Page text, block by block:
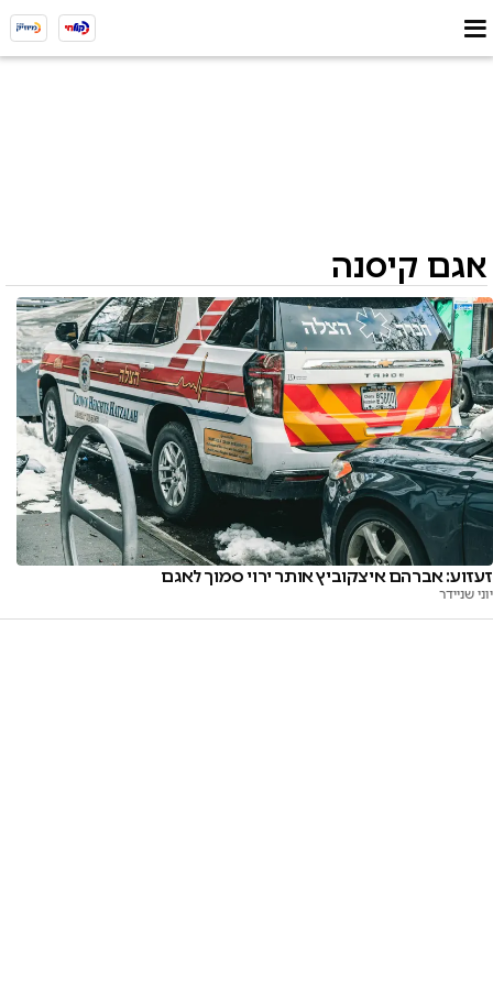
אגם קיסנה
זעזוע: אברהם איצקוביץ אותר ירוי סמוך לאגם
יוני שניידר